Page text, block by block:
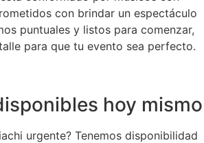
con brindar un espectáculo
puntuales y listos para comenzar,
para que tu evento sea perfecto.
hoy mismo
urgente? Tenemos disponibilidad